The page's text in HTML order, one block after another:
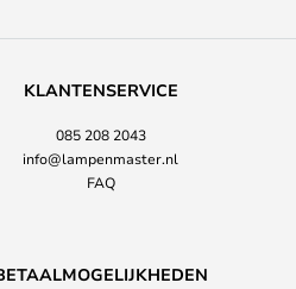
KLANTENSERVICE
085 208 2043
info@lampenmaster.nl
FAQ